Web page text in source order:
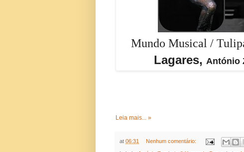
Mundo Musical /
Lagares, António
Leia mais... »
at 06:31 Nenhum comentário: